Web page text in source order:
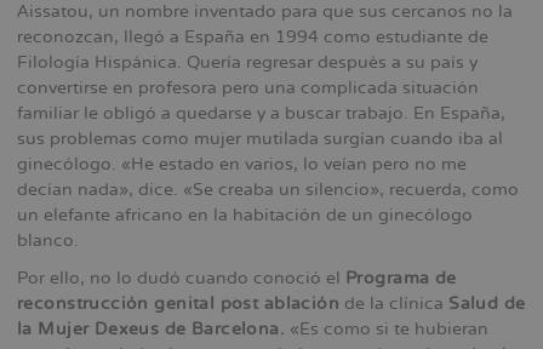
Aissatou, un nombre inventado para que sus cercanos no la
reconozcan, llegó a España en 1994 como estudiante de
Filología Hispánica. Quería regresar después a su país y
convertirse en profesora pero una complicada situación
familiar le obligó a quedarse y a buscar trabajo. En España,
sus problemas como mujer mutilada surgían cuando iba al
ginecólogo. «He estado en varios, lo veían pero no me
decían nada», dice. «Se creaba un silencio», recuerda, como
un elefante africano en la habitación de un ginecólogo
blanco.
Por ello, no lo dudó cuando conoció el Programa de
reconstrucción genital post ablación de la clínica Salud de
la Mujer Dexeus de Barcelona. «Es como si te hubieran